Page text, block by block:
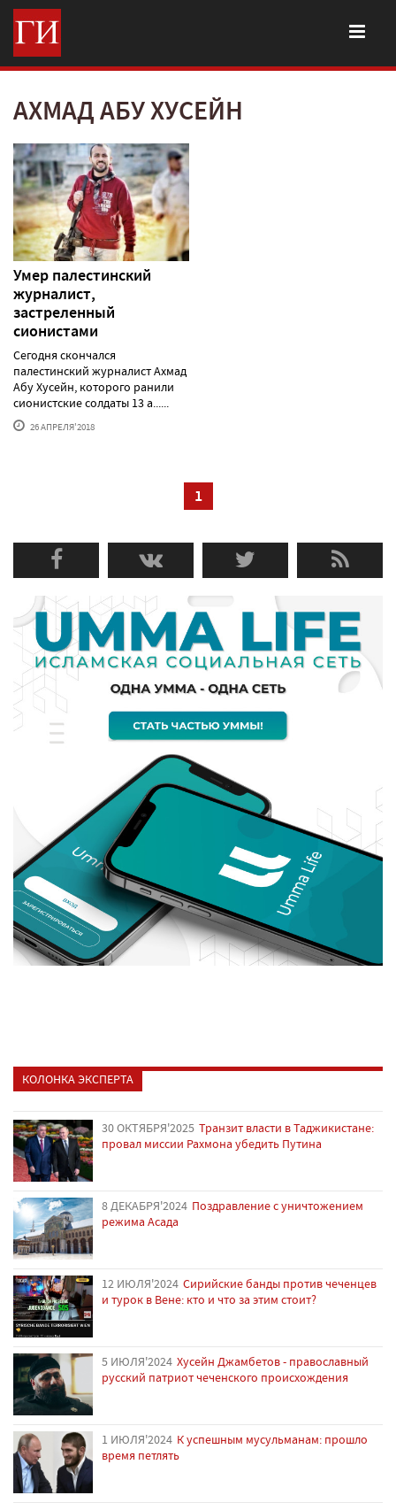
АХМАД АБУ ХУСЕЙН
Умер палестинский
журналист,
застреленный
сионистами
Сегодня скончался
палестинский журналист Ахмад
Абу Хусейн, которого ранили
сионистские солдаты 13 а......
26 АПРЕЛЯ'2018
1
КОЛОНКА ЭКСПЕРТА
30 ОКТЯБРЯ'2025 Транзит власти в Таджикистане:
провал миссии Рахмона убедить Путина
8 ДЕКАБРЯ'2024 Поздравление с уничтожением
режима Асада
12 ИЮЛЯ'2024 Сирийские банды против чеченцев
и турок в Вене: кто и что за этим стоит?
5 ИЮЛЯ'2024 Хусейн Джамбетов - православный
русский патриот чеченского происхождения
1 ИЮЛЯ'2024 К успешным мусульманам: прошло
время петлять